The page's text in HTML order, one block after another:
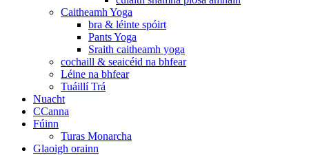
Caitheamh Yoga
bra & léinte spóirt
Pants Yoga
Sraith caitheamh yoga
cochaill & seaicéid na bhfear
Léine na bhfear
Tuáillí Trá
Nuacht
CCanna
Fúinn
Turas Monarcha
Glaoigh orainn